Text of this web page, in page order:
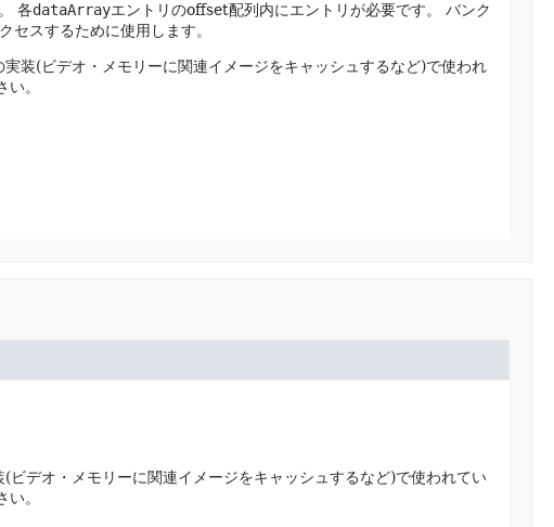
各dataArrayエントリのoffset配列内にエントリが必要です。
バンク
セスするために使用します。
装(ビデオ・メモリーに関連イメージをキャッシュするなど)で使われ
。
ビデオ・メモリーに関連イメージをキャッシュするなど)で使われてい
。